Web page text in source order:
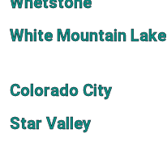
White Mountain Lake
Colorado City
Star Valley